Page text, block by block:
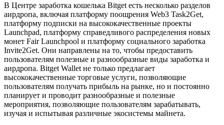
В Центре заработка кошелька Bitget есть несколько разделов
аирдропа, включая платформу поощрения Web3 Task2Get,
платформу подписки на высококачественные проекты
Launchpad, платформу справедливого распределения новых
монет Fair Launchpool и платформу социального заработка
Invite2Get. Они направлены на то, чтобы предоставить
пользователям полезные и разнообразные виды заработка и
аирдропа. Bitget Wallet не только предлагает
высококачественные торговые услуги, позволяющие
пользователям получать прибыль на рынке, но и постоянно
планирует и проводит разнообразные и полезные
мероприятия, позволяющие пользователям зарабатывать,
изучая и испытывая различные экосистемы майнета.